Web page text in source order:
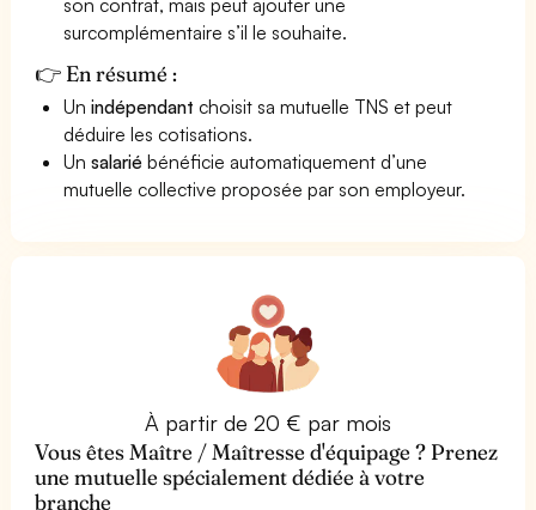
surcomplémentaire s’il le souhaite.
👉 En résumé :
Unindépendant choisit sa mutuelle TNS et peut
déduire les cotisations.
Unsalarié bénéficie automatiquement d’une
mutuelle collective proposée par son employeur.
À partir de 20 € par mois
Vous êtes Maître / Maîtresse d'équipage ? Prenez
une mutuelle spécialement dédiée à votre
branche